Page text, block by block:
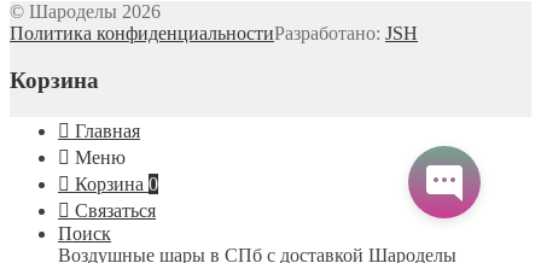
© Шароделы 2026
Политика конфиденциальностиРазработано: JSH
Корзина
Главная
Меню
Корзина 0
Связаться
Поиск
Воздушные шары в СПб с доставкой Шароделы